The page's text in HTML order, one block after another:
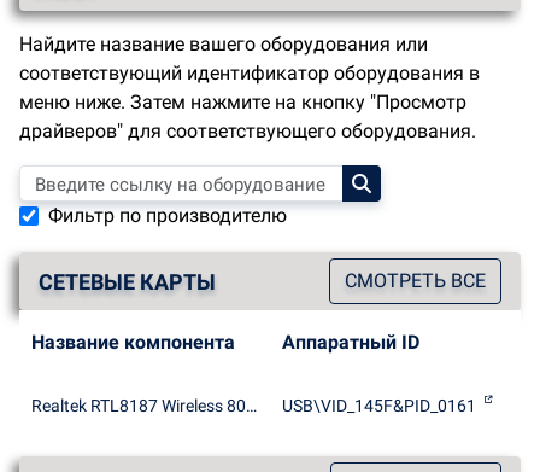
Найдите название вашего оборудования или
соответствующий идентификатор оборудования в
меню ниже. Затем нажмите на кнопку "Просмотр
драйверов" для соответствующего оборудования.
Фильтр по производителю
СЕТЕВЫЕ КАРТЫ СМОТРЕТЬ ВСЕ
Название компонента Аппаратный ID
Realtek RTL8187 Wireless 802.11b/g 54Mbps USB 2.0 Network Adapter USB\VID_145F&PID_0161